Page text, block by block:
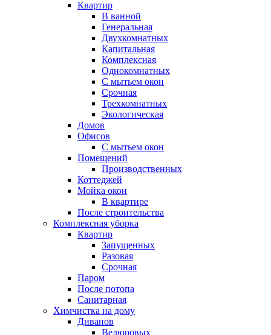
Квартир
В ванной
Генеральная
Двухкомнатных
Капитальная
Комплексная
Однокомнатных
С мытьем окон
Срочная
Трехкомнатных
Экологическая
Домов
Офисов
С мытьем окон
Помещений
Производственных
Коттеджей
Мойка окон
В квартире
После строительства
Комплексная уборка
Квартир
Запущенных
Разовая
Срочная
Паром
После потопа
Санитарная
Химчистка на дому
Диванов
Велюровых